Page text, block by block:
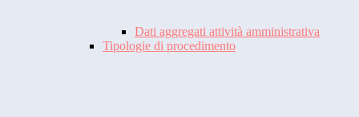
Dati aggregati attività amministrativa
Tipologie di procedimento